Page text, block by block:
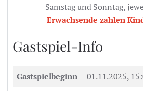
Samstag und Sonntag,
Erwachsende zahlen
Gastspiel-Info
Gastspielbeginn
01.11.2025,